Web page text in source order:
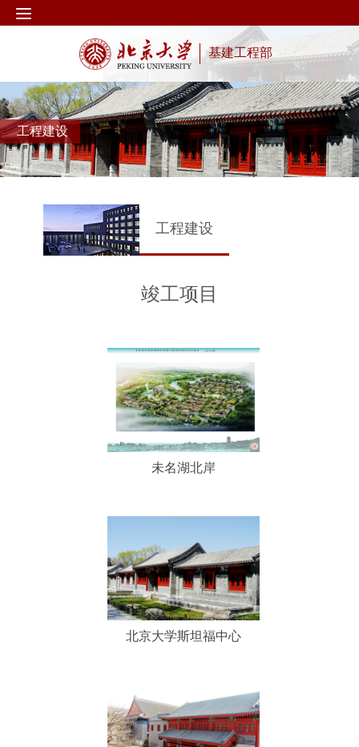
基建工程部
工程建设
工程建设
竣工项目
未名湖北岸
未名湖北岸
北京大学斯坦福中心
北京大学斯坦福中心